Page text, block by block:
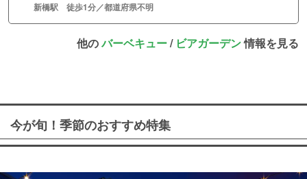
新橋駅 徒歩1分／都道府県不明
他のバーベキュー/ ビアガーデン情報を見る
今が旬！季節のおすすめ特集